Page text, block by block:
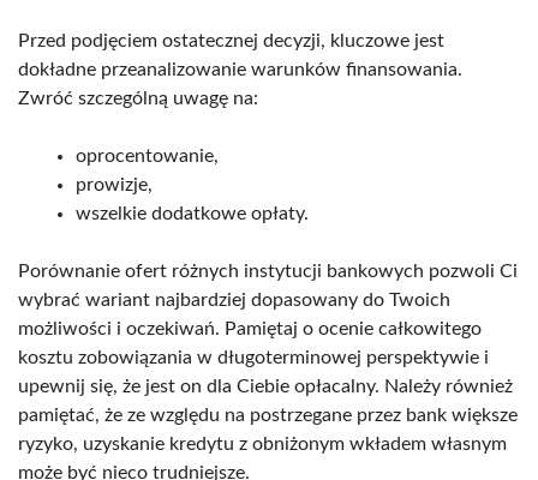
Przed podjęciem ostatecznej decyzji, kluczowe jest
dokładne przeanalizowanie warunków finansowania.
Zwróć szczególną uwagę na:
oprocentowanie,
prowizje,
wszelkie dodatkowe opłaty.
Porównanie ofert różnych instytucji bankowych pozwoli Ci
wybrać wariant najbardziej dopasowany do Twoich
możliwości i oczekiwań. Pamiętaj o ocenie całkowitego
kosztu zobowiązania w długoterminowej perspektywie i
upewnij się, że jest on dla Ciebie opłacalny. Należy również
pamiętać, że ze względu na postrzegane przez bank większe
ryzyko, uzyskanie kredytu z obniżonym wkładem własnym
może być nieco trudniejsze.